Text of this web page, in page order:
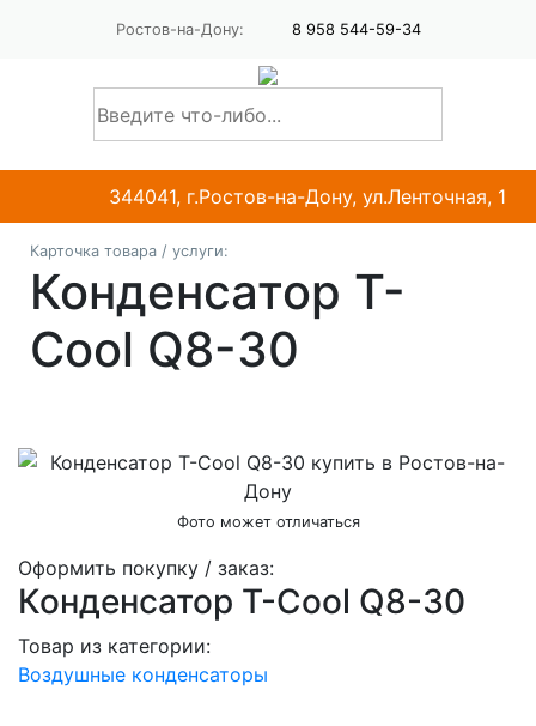
Ростов-на-Дону: 8 958 544-59-34
344041, г.Ростов-на-Дону, ул.Ленточная, 1
Карточка товара / услуги:
Конденсатор Т-
Cool Q8-30
Фото может отличаться
Оформить покупку / заказ:
Конденсатор Т-Cool Q8-30
Товар из категории:
Воздушные конденсаторы